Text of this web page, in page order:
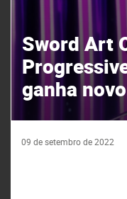
Sword Art
ganha
09 de setembro de 2022